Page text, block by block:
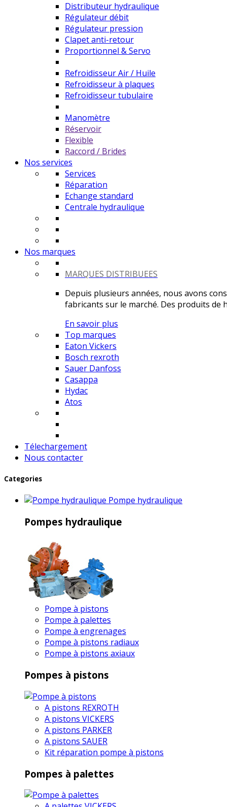
Distributeur hydraulique
Régulateur débit
Régulateur pression
Clapet anti-retour
Proportionnel & Servo
Refroidisseur Air / Huile
Refroidisseur à plaques
Refroidisseur tubulaire
Manomètre
Réservoir
Flexible
Raccord / Brides
Nos services
Services
Réparation
Echange standard
Centrale hydraulique
Nos marques
MARQUES DISTRIBUEES
Depuis plusieurs années, nous avons
fabricants sur le marché. Des produits de
En savoir plus
Top marques
Eaton Vickers
Bosch rexroth
Sauer Danfoss
Casappa
Hydac
Atos
Télechargement
Nous contacter
Categories
Pompe hydraulique
Pompes hydraulique
Pompe à pistons
Pompe à palettes
Pompe à engrenages
Pompe à pistons radiaux
Pompe à pistons axiaux
Pompes à pistons
A pistons REXROTH
A pistons VICKERS
A pistons PARKER
A pistons SAUER
Kit réparation pompe à pistons
Pompes à palettes